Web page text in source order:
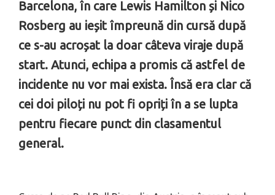
Barcelona, în care Lewis Hamilton și Nico
Rosberg au ieșit împreună din cursă după
ce s-au acroșat la doar câteva viraje după
start. Atunci, echipa a promis că astfel de
incidente nu vor mai exista. Însă era clar că
cei doi piloți nu pot fi opriți în a se lupta
pentru fiecare punct din clasamentul
general.